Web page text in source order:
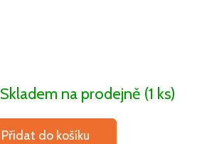
Skladem na prodejně (1 ks)
Přidat do košíku